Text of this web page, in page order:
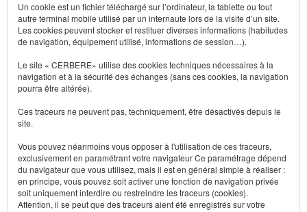
Un cookie est un fichier téléchargé sur l’ordinateur, la tablette ou tout
autre terminal mobile utilisé par un internaute lors de la visite d’un site.
Les cookies peuvent stocker et restituer diverses informations (habitudes
de navigation, équipement utilisé, informations de session…).
Le site « CERBERE» utilise des cookies techniques nécessaires à la
navigation et à la sécurité des échanges (sans ces cookies, la navigation
pourra être altérée).
Ces traceurs ne peuvent pas, techniquement, être désactivés depuis le
site.
Vous pouvez néanmoins vous opposer à l'utilisation de ces traceurs,
exclusivement en paramétrant votre navigateur Ce paramétrage dépend
du navigateur que vous utilisez, mais il est en général simple à réaliser :
en principe, vous pouvez soit activer une fonction de navigation privée
soit uniquement interdire ou restreindre les traceurs (cookies).
Attention, il se peut que des traceurs aient été enregistrés sur votre